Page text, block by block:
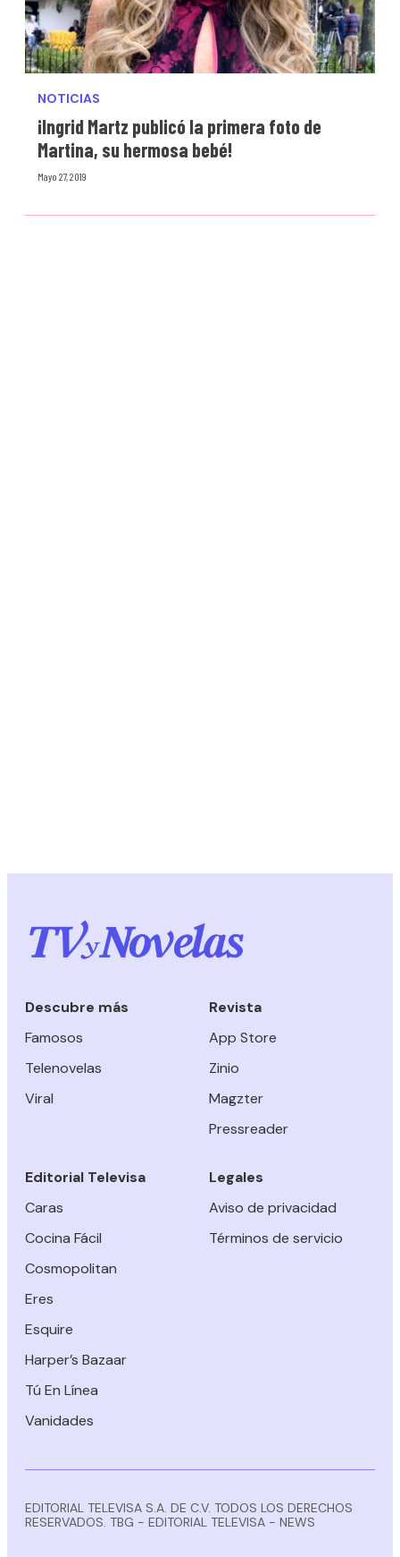
NOTICIAS
¡Ingrid Martz publicó la primera foto de
Martina, su hermosa bebé!
Mayo 27, 2019
Descubre más
Famosos
Telenovelas
Viral
Revista
App Store
Zinio
Magzter
Pressreader
Editorial Televisa
Caras
Cocina Fácil
Cosmopolitan
Eres
Esquire
Harper’s Bazaar
Tú En Línea
Vanidades
Legales
Aviso de privacidad
Términos de servicio
EDITORIAL TELEVISA S.A. DE C.V. TODOS LOS DERECHOS
RESERVADOS. TBG - EDITORIAL TELEVISA - NEWS